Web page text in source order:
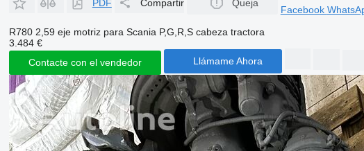
PDF Compartir Queja
Facebook
R780 2,59 eje motriz para Scania P,G,R,S cabeza tractora
3.484 €
Contacte con el vendedor
Llámame Ahora